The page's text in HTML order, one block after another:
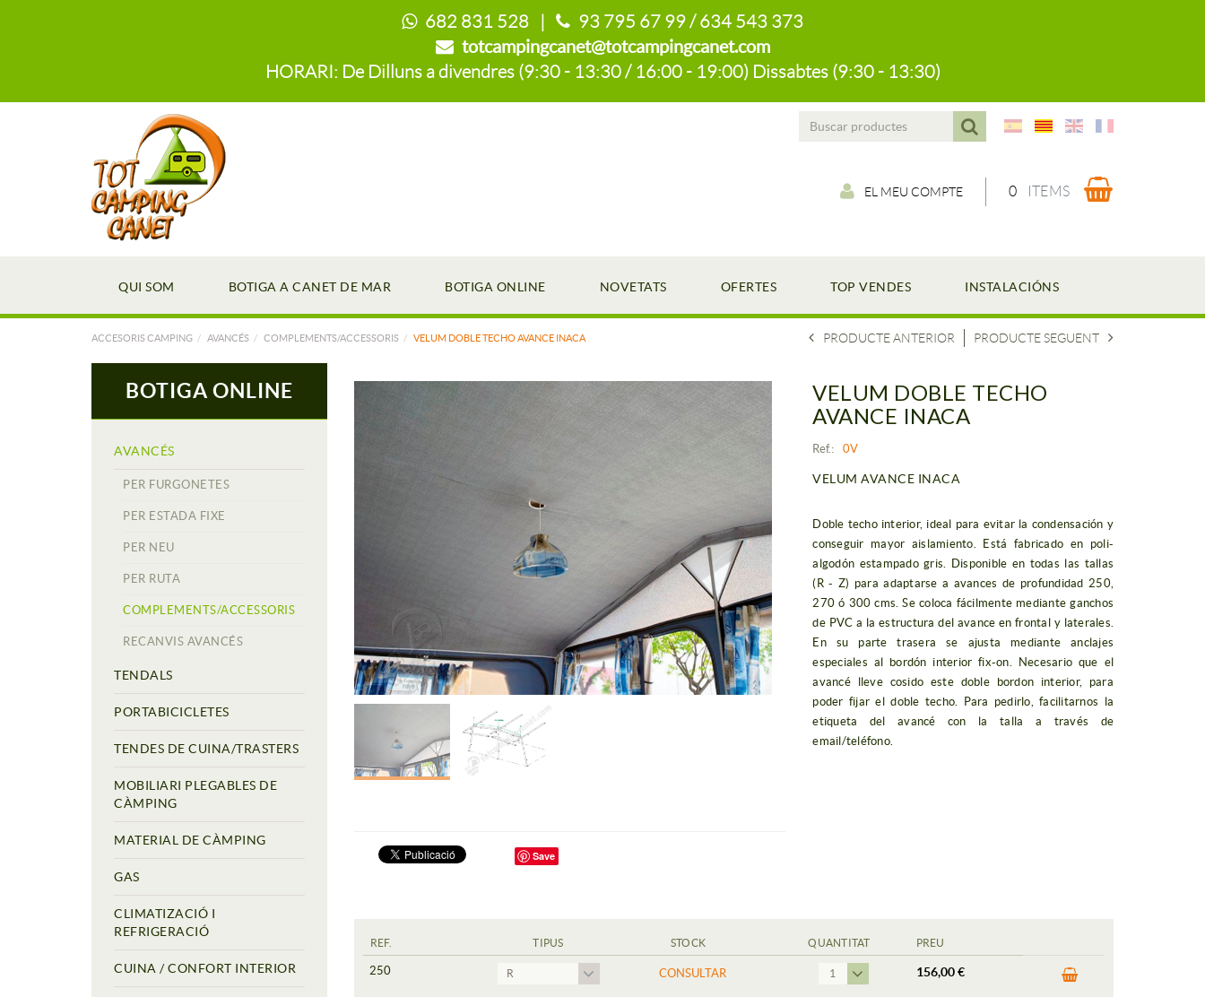
682 831 528 |
93 795 67 99 / 634 543 373
totcampingcanet@totcampingcanet.com
HORARI: De Dilluns a divendres (9:30 - 13:30 / 16:00 - 19:00) Dissabtes (9:30 - 13:30)
EL MEU COMPTE 0 ITEMS
QUI SOM BOTIGA A CANET DE MAR BOTIGA ONLINE NOVETATS OFERTES TOP VENDES INSTALACIÓNS
ACCESORIS CAMPING AVANCÉS COMPLEMENTS/ACCESSORIS VELUM DOBLE TECHO AVANCE INACA
BOTIGA ONLINE
AVANCÉS
PER FURGONETES
PER ESTADA FIXE
PER NEU
PER RUTA
COMPLEMENTS/ACCESSORIS
RECANVIS AVANCÉS
TENDALS
PORTABICICLETES
TENDES DE CUINA/TRASTERS
MOBILIARI PLEGABLES DE
CÀMPING
MATERIAL DE CÀMPING
GAS
CLIMATIZACIÓ I
REFRIGERACIÓ
CUINA / CONFORT INTERIOR
PRODUCTE SEGUENT
PRODUCTE ANTERIOR
Save
VELUM DOBLE TECHO
AVANCE INACA
Ref.: 0V
VELUM AVANCE INACA
Doble techo interior, ideal para evitar la condensación y
conseguir mayor aislamiento. Está fabricado en poli-
algodón estampado gris. Disponible en todas las tallas
(R - Z) para adaptarse a avances de profundidad 250,
270 ó 300 cms. Se coloca fácilmente mediante ganchos
de PVC a la estructura del avance en frontal y laterales.
En su parte trasera se ajusta mediante anclajes
especiales al bordón interior fix-on. Necesario que el
avancé lleve cosido este doble bordon interior, para
poder fijar el doble techo. Para pedirlo, facilitarnos la
etiqueta del avancé con la talla a través de
email/teléfono.
REF. TIPUS STOCK QUANTITAT PREU
250 R CONSULTAR 1 156,00 €